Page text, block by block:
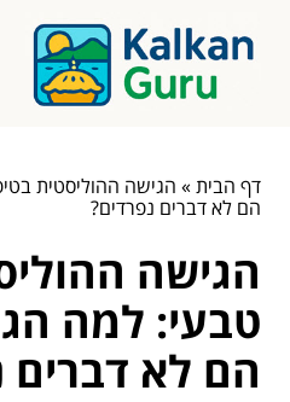
דף הבית» הגישה ההוליסטית
הם לא דברים נפרדים?
הגישה
טבעי: למה
הם לא דברים